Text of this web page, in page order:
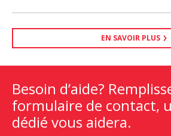
EN SAVOIR PLUS
Besoin d’aide?
formulaire de contact,
dédié vous aidera.